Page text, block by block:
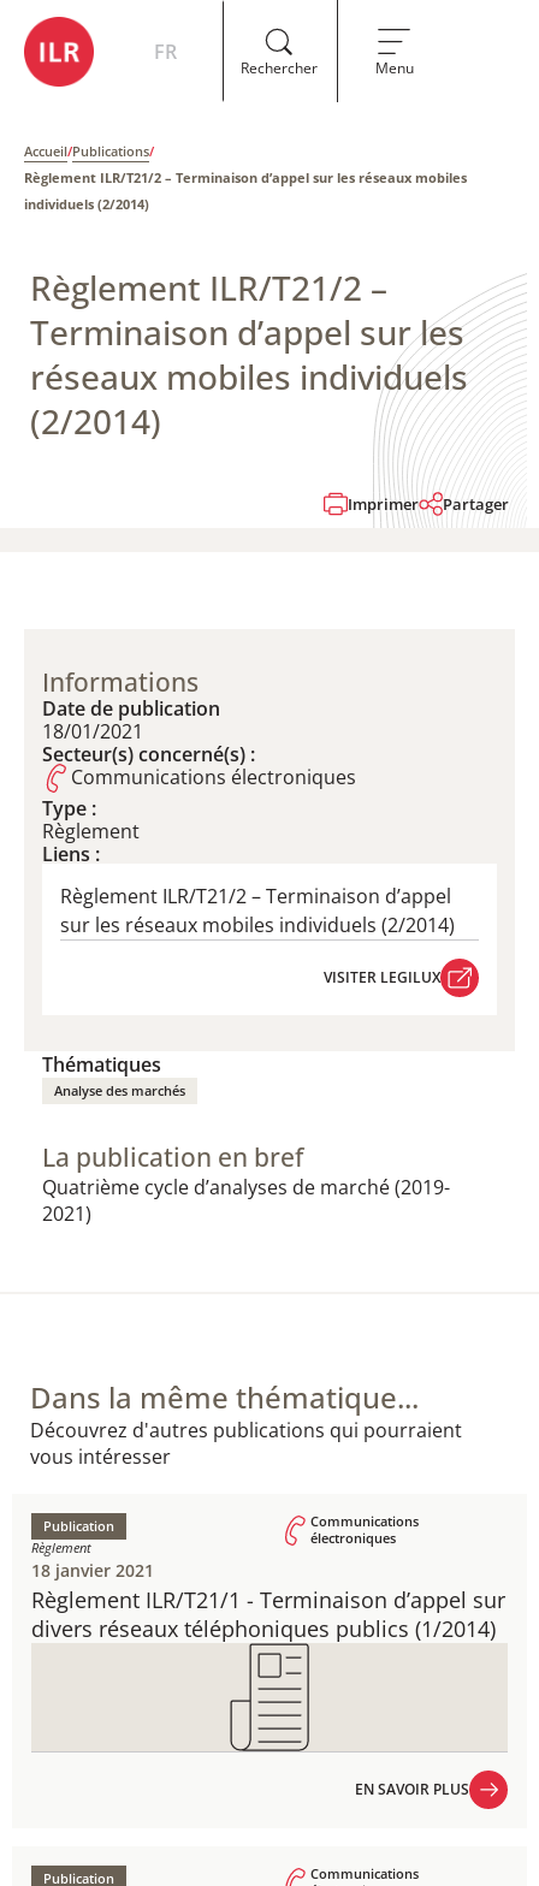
FR
Rechercher Menu
Accueil/Publications/
Règlement ILR/T21/2 – ​Terminaison d’appel sur les réseaux mobiles
individuels ​(2/2014)
Règlement ILR/T21/2 – ​
Terminaison d’appel sur les
réseaux mobiles individuels ​
(2/2014)
Imprimer Partager
Informations
Date de publication
18/01/2021
Secteur(s) concerné(s) :
Communications électroniques
Type :
Règlement
Liens :
Règlement ILR/T21/2 – ​Terminaison d’appel
sur les réseaux mobiles individuels ​(2/2014)
VISITER LEGILUX
Thématiques
Analyse des marchés
La publication en bref
Quatrième cycle d’analyses de marché (2019-
2021)​​
Dans la même thématique...
Découvrez d'autres publications qui pourraient
vous intéresser
Règlement ILR/T21/1 - ​Terminaison d’appel sur
divers réseaux téléphoniques publics (1/2014)
Publication
Règlement
Communications
électroniques
18 janvier 2021
EN SAVOIR PLUS
Publication
Communications